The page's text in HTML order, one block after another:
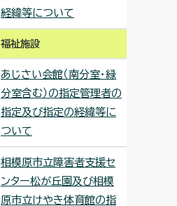
経緯等について
福祉施設
あじさい会館（南分室・緑
分室含む）の指定管理者の
指定及び指定の経緯等に
ついて
相模原市立障害者支援セ
ンター松が丘園及び相模
原市立けやき体育館の指